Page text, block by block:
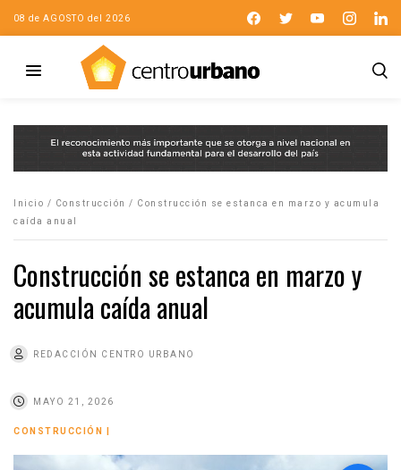
08 de AGOSTO del 2026
Inicio / Construcción / Construcción se estanca en marzo y acumula
caída anual
Construcción se estanca en marzo y
acumula caída anual
REDACCIÓN CENTRO URBANO
MAYO 21, 2026
CONSTRUCCIÓN